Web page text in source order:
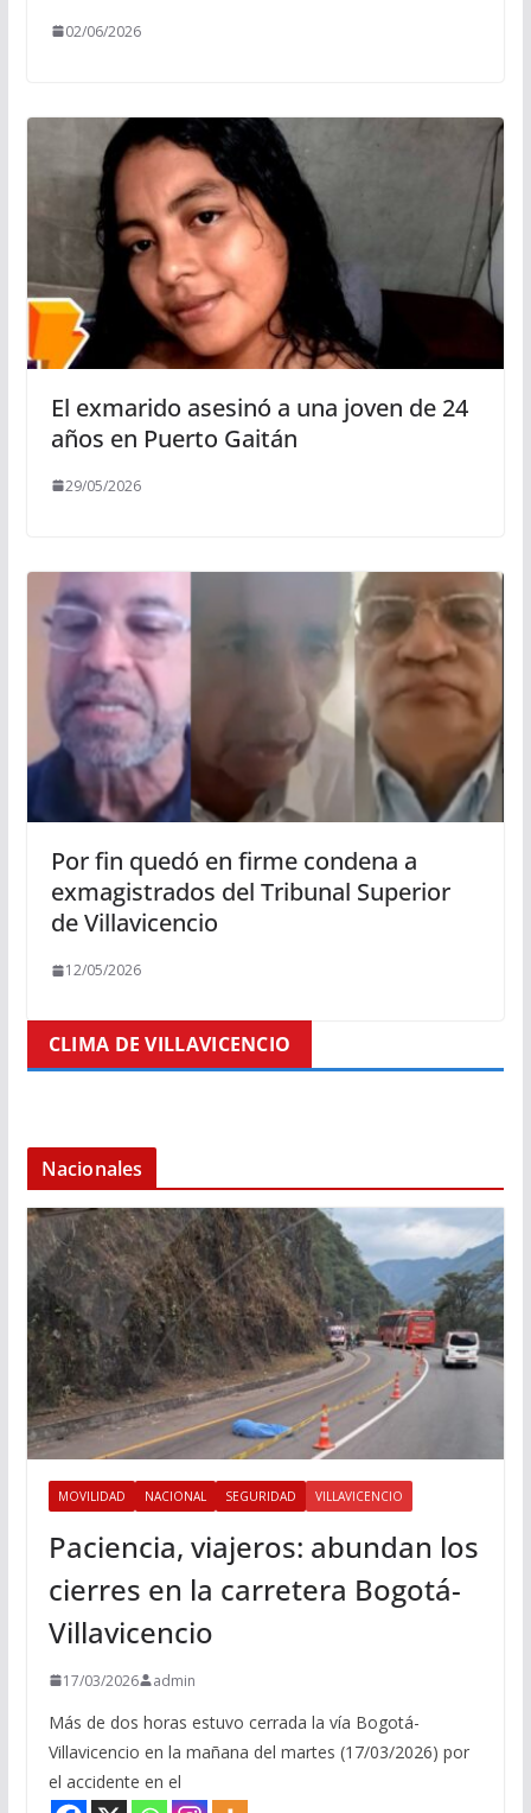
02/06/2026
El exmarido asesinó a una joven de 24
años en Puerto Gaitán
29/05/2026
Por fin quedó en firme condena a
exmagistrados del Tribunal Superior
de Villavicencio
12/05/2026
CLIMA DE VILLAVICENCIO
Nacionales
MOVILIDAD NACIONAL SEGURIDAD VILLAVICENCIO
Paciencia, viajeros: abundan los
cierres en la carretera Bogotá-
Villavicencio
17/03/2026 admin
Más de dos horas estuvo cerrada la vía Bogotá-
Villavicencio en la mañana del martes (17/03/2026) por
el accidente en el